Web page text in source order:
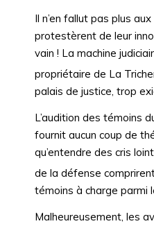
Il n’en fallut pas plus
protestèrent de leur
vain ! La machine
propriétaire de La
palais de justice, trop
L’audition des témoins
fournit aucun coup de
qu’entendre des cris
de la défense
témoins à charge parmi
Malheureusement, les